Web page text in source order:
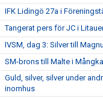
IFK Lidingö 27a i
Tangerat pers för JC i
IVSM, dag 3: Silver till
SM-brons till Malte i
Guld, silver, silver under
inomhus